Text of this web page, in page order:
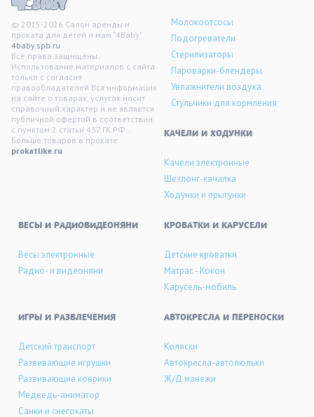
© 2015-2026 Салон аренды и
проката для детей и мам "4Baby"
4baby.spb.ru
Все права защищены.
Использование материалов с сайта
только с согласия
правообладателей Вся информация
на сайте о товарах, услугах носит
справочный характер и не является
публичной офертой в соответствии
с пунктом 2 статьи 437 ГК РФ. .
Больше товаров в прокате
prokatlike.ru
Молокоотсосы
Подогреватели
Стерилизаторы
Пароварки-блендеры
Увлажнители воздуха
Стульчики для кормления
KАЧЕЛИ И ХОДУНКИ
Качели электронные
Шезлонг-качалка
Ходунки и прыгунки
ВЕСЫ И РАДИОВИДЕОНЯНИ
Весы электронные
Радио- и видеоняни
КРОВАТКИ И КАРУСЕЛИ
Детские кроватки
Матрас - Кокон
Карусель-мобиль
ИГРЫ И РАЗВЛЕЧЕНИЯ
Детский транспорт
Развивающие игрушки
Развивающие коврики
Медведь-аниматор
Санки и снегокаты
АВТОКРЕСЛА И ПЕРЕНОСКИ
Коляски
Автокресла-автолюльки
Ж/Д манежи